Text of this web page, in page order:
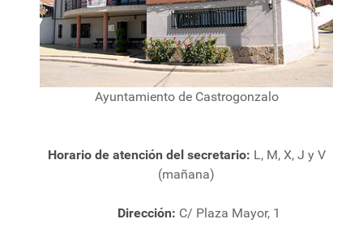
Ayuntamiento de Castrogonzalo
Horario de atención del secretario: L, M, X, J y V
(mañana)
Dirección: C/ Plaza Mayor, 1